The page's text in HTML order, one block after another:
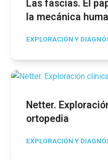
Las fascias. El
la mecánica
EXPLORACIÓN Y
Netter.
ortopedia
EXPLORACIÓN Y